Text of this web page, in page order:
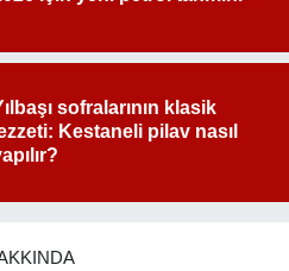
sofralarının klasik
Kestaneli pilav nasıl